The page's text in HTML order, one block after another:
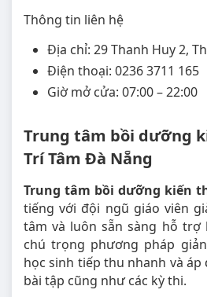
Thông tin liên hệ
Địa chỉ: 29 Thanh Huy 2,
Điện thoại: 0236 3711 165
Giờ mở cửa: 07:00 – 22:00
Trung tâm bồi dưỡng
Trí Tâm Đà Nẵng
Trung tâm bồi dưỡng kiến
tiếng với đội ngũ giáo viên
tâm và luôn sẵn sàng hỗ trợ
chú trọng phương pháp
học sinh tiếp thu nhanh và
bài tập cũng như các kỳ thi.